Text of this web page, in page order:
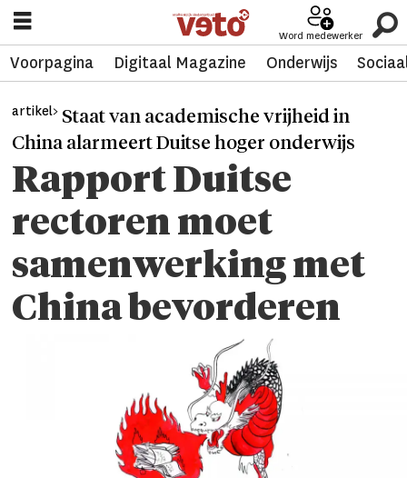
Word medewerker
Voorpagina Digitaal Magazine Onderwijs
artikel> Staat van academische vrijheid in
China alarmeert Duitse hoger onderwijs
Rapport Duitse
rectoren moet
samenwerking met
China bevorderen